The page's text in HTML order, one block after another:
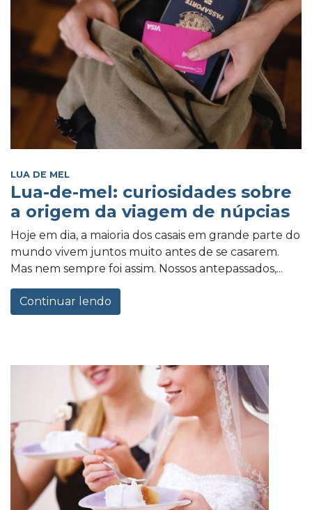
LUA DE MEL
Lua-de-mel: curiosidades sobre
a origem da viagem de núpcias
Hoje em dia, a maioria dos casais em grande parte do
mundo vivem juntos muito antes de se casarem.
Mas nem sempre foi assim. Nossos antepassados,...
Continuar lendo